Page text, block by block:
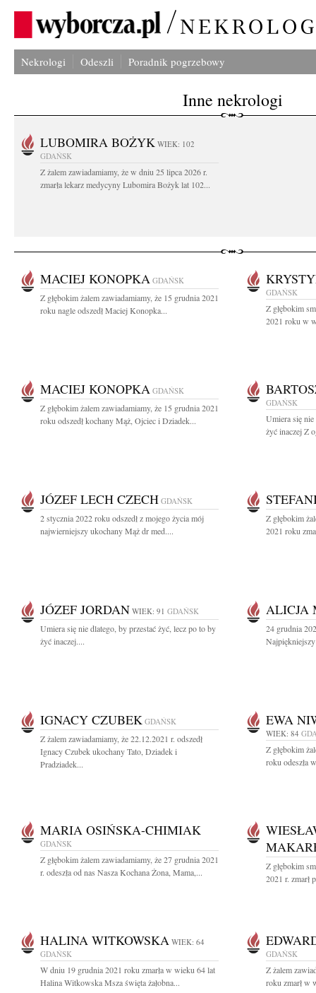
Nekrologi Odeszli Poradnik pogrzebowy
Inne nekrologi
LUBOMIRA BOŻYK WIEK: 102
GDAŃSK
Z żalem zawiadamiamy, że w dniu 25 lipca 2026 r.
zmarła lekarz medycyny Lubomira Bożyk lat 102...
MACIEJ KONOPKA GDAŃSK
Z głębokim żalem zawiadamiamy, że 15 grudnia 2021
roku nagle odszedł Maciej Konopka...
GDAŃSK
Z głębokim
2021 roku w
MACIEJ KONOPKA GDAŃSK
Z głębokim żalem zawiadamiamy, że 15 grudnia 2021
roku odszedł kochany Mąż, Ojciec i Dziadek...
GDAŃSK
Umiera się
żyć inaczej Z
JÓZEF LECH CZECH GDAŃSK
2 stycznia 2022 roku odszedł z mojego życia mój
najwierniejszy ukochany Mąż dr med....
Z głębokim
2021 roku
JÓZEF JORDAN WIEK: 91 GDAŃSK
Umiera się nie dlatego, by przestać żyć, lecz po to by
żyć inaczej....
ALICJA
24 grudnia
IGNACY CZUBEK GDAŃSK
Z żalem zawiadamiamy, że 22.12.2021 r. odszedł
Ignacy Czubek ukochany Tato, Dziadek i
Pradziadek...
EWA
WIEK: 84
Z głębokim
roku odeszła
MARIA OSIŃSKA-CHIMIAK
GDAŃSK
Z głębokim żalem zawiadamiamy, że 27 grudnia 2021
r. odeszła od nas Nasza Kochana Żona, Mama,...
Z głębokim
2021 r. zmarł
HALINA WITKOWSKA WIEK: 64
GDAŃSK
W dniu 19 grudnia 2021 roku zmarła w wieku 64 lat
Halina Witkowska Msza święta żałobna...
GDAŃSK
Z żalem
roku zmarł w